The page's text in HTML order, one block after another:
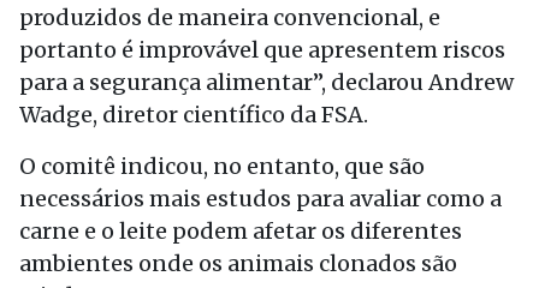
produzidos de maneira convencional, e
portanto é improvável que apresentem riscos
para a segurança alimentar”, declarou Andrew
Wadge, diretor científico da FSA.
O comitê indicou, no entanto, que são
necessários mais estudos para avaliar como a
carne e o leite podem afetar os diferentes
ambientes onde os animais clonados são